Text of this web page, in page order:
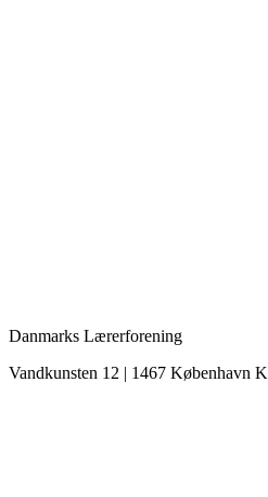
Danmarks Lærerforening
Vandkunsten 12 | 1467 København K